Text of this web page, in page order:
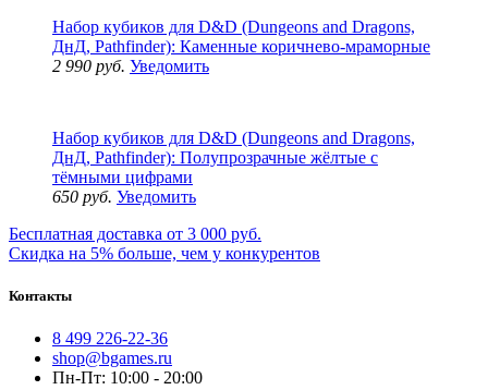
Набор кубиков для D&D (Dungeons and Dragons,
ДнД, Pathfinder): Каменные коричнево-мраморные
2 990 руб. Уведомить
Набор кубиков для D&D (Dungeons and Dragons,
ДнД, Pathfinder): Полупрозрачные жёлтые с
тёмными цифрами
650 руб. Уведомить
Бесплатная доставка от 3 000 руб.
Скидка на 5% больше, чем у конкурентов
Контакты
8 499 226-22-36
shop@bgames.ru
Пн-Пт: 10:00 - 20:00